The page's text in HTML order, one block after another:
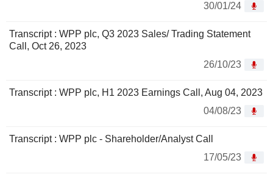
30/01/24
Transcript : WPP plc, Q3 2023 Sales/ Trading Statement
Call, Oct 26, 2023
26/10/23
Transcript : WPP plc, H1 2023 Earnings Call, Aug 04, 2023
04/08/23
Transcript : WPP plc - Shareholder/Analyst Call
17/05/23